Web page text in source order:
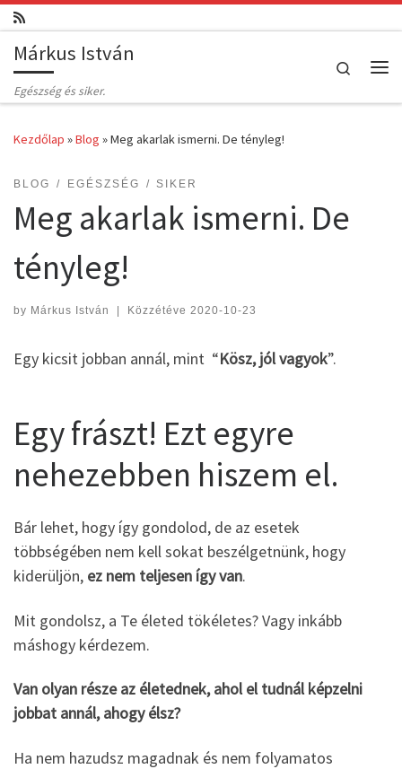
Skip to content
Márkus István
Egészség és siker.
Search
Kezdőlap »Blog »Meg akarlak ismerni. De tényleg!
BLOG EGÉSZSÉG SIKER
Meg akarlak ismerni. De
tényleg!
by Márkus István Közzétéve 2020-10-23
Egy kicsit jobban annál, mint “Kösz, jól vagyok”.
Egy frászt! Ezt egyre
nehezebben hiszem el.
Bár lehet, hogy így gondolod, de az esetek
többségében nem kell sokat beszélgetnünk, hogy
kiderüljön, ez nem teljesen így van.
Mit gondolsz, a Te életed tökéletes? Vagy inkább
máshogy kérdezem.
Van olyan része az életednek, ahol el tudnál képzelni
jobbat annál, ahogy élsz?
Ha nem hazudsz magadnak és nem folyamatos